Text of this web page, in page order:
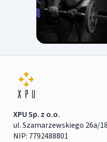
XPU Sp. z o.o.
ul. Szamarzewskiego 26a/
NIP: 7792488801